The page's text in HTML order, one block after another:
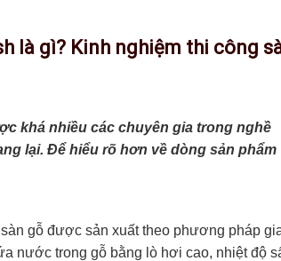
là gì? Kinh nghiệm thi công
khá nhiều các chuyên gia trong nghề
lại. Để hiểu rõ hơn về dòng sản phẩm
gỗ được sản xuất theo phương pháp
nước trong gỗ bằng lò hơi cao, nhiệt độ